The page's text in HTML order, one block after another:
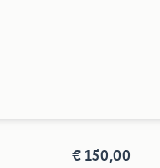
€ 150,00